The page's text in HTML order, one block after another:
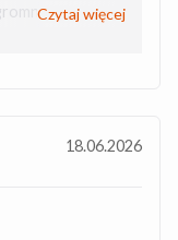
że
Czytaj więcej
18.06.2026